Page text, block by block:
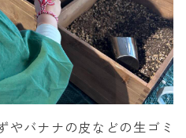
やバナナの皮などの生ゴミ